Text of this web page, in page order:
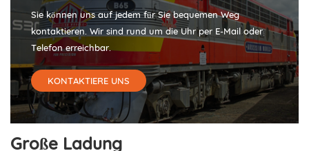
Sie können uns auf jedem für Sie bequemen Weg
kontaktieren. Wir sind rund um die Uhr per E-Mail oder
Telefon erreichbar.
KONTAKTIERE UNS
Große Ladung